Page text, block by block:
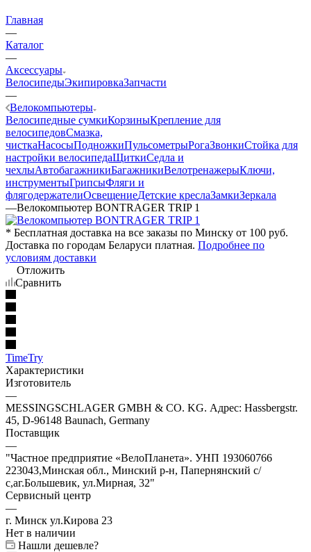
Главная
—
Каталог
—
Аксессуары
ВелосипедыЭкипировкаЗапчасти
—
Велокомпьютеры
Велосипедные сумкиКорзиныКрепление для
велосипедовСмазка,
чисткаНасосыПодножкиПульсометрыРогаЗвонкиСтойка для
настройки велосипедаЩиткиСедла и
чехлыАвтобагажникиБагажникиВелотренажерыКлючи,
инструментыГрипсыФляги и
флягодержателиОсвещениеДетские креслаЗамкиЗеркала
—Велокомпьютер BONTRAGER TRIP 1
* Бесплатная доставка на все заказы по Минску от 100 руб.
Доставка по городам Беларуси платная. Подробнее по
условиям доставки
Отложить
Сравнить
TimeTry
Характеристики
Изготовитель
—
MESSINGSCHLAGER GMBH & CO. KG. Адрес: Hassbergstr.
45, D-96148 Baunach, Germany
Поставщик
—
"Частное предприятие «ВелоПланета». УНП 193060766
223043,Минская обл., Минский р-н, Папернянский с/
с,аг.Большевик, ул.Мирная, 32"
Сервисный центр
—
г. Минск ул.Кирова 23
Нет в наличии
Нашли дешевле?